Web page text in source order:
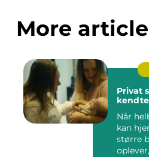
More
Privat
Når
kan
større